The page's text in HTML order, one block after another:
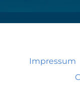
Impressum